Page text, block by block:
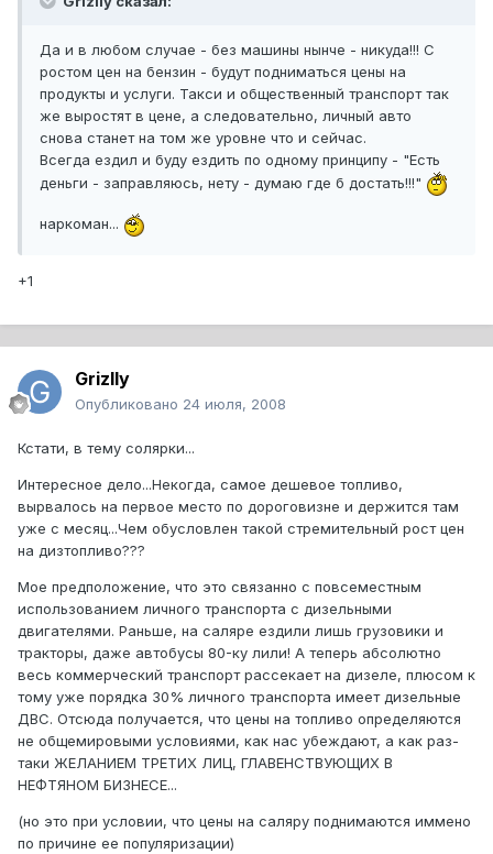
Да и в любом случае - без машины нынче - никуда!!! С
ростом цен на бензин - будут подниматься цены на
продукты и услуги. Такси и общественный транспорт так
же выростят в цене, а следовательно, личный авто
снова станет на том же уровне что и сейчас.
Всегда ездил и буду ездить по одному принципу - "Есть
деньги - заправляюсь, нету - думаю где б достать!!!"
наркоман...
+1
Grizlly
Опубликовано 24 июля, 2008
Кстати, в тему солярки...
Интересное дело...Некогда, самое дешевое топливо,
вырвалось на первое место по дороговизне и держится там
уже с месяц...Чем обусловлен такой стремительный рост цен
на дизтопливо???
Мое предположение, что это связанно с повсеместным
использованием личного транспорта с дизельными
двигателями. Раньше, на саляре ездили лишь грузовики и
тракторы, даже автобусы 80-ку лили! А теперь абсолютно
весь коммерческий транспорт рассекает на дизеле, плюсом к
тому уже порядка 30% личного транспорта имеет дизельные
ДВС. Отсюда получается, что цены на топливо определяются
не общемировыми условиями, как нас убеждают, а как раз-
таки ЖЕЛАНИЕМ ТРЕТИХ ЛИЦ, ГЛАВЕНСТВУЮЩИХ В
НЕФТЯНОМ БИЗНЕСЕ...
(но это при условии, что цены на саляру поднимаются иммено
по причине ее популяризации)